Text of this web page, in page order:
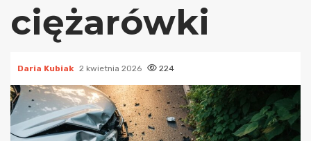
ciężarówki
Daria Kubiak 2 kwietnia 2026 224